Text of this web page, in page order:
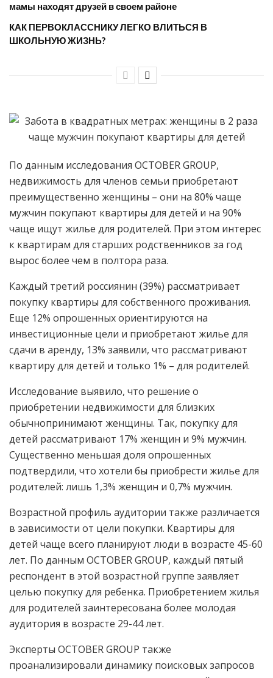
мамы находят друзей в своем районе
КАК ПЕРВОКЛАССНИКУ ЛЕГКО ВЛИТЬСЯ В
ШКОЛЬНУЮ ЖИЗНЬ?
По данным исследования OCTOBER GROUP,
недвижимость для членов семьи приобретают
преимущественно женщины – они на 80% чаще
мужчин покупают квартиры для детей и на 90%
чаще ищут жилье для родителей. При этом интерес
к квартирам для старших родственников за год
вырос более чем в полтора раза.
Каждый третий россиянин (39%) рассматривает
покупку квартиры для собственного проживания.
Еще 12% опрошенных ориентируются на
инвестиционные цели и приобретают жилье для
сдачи в аренду, 13% заявили, что рассматривают
квартиру для детей и только 1% – для родителей.
Исследование выявило, что решение о
приобретении недвижимости для близких
обычнопринимают женщины. Так, покупку для
детей рассматривают 17% женщин и 9% мужчин.
Существенно меньшая доля опрошенных
подтвердили, что хотели бы приобрести жилье для
родителей: лишь 1,3% женщин и 0,7% мужчин.
Возрастной профиль аудитории также различается
в зависимости от цели покупки. Квартиры для
детей чаще всего планируют люди в возрасте 45-60
лет. По данным OCTOBER GROUP, каждый пятый
респондент в этой возрастной группе заявляет
целью покупку для ребенка. Приобретением жилья
для родителей заинтересована более молодая
аудитория в возрасте 29-44 лет.
Эксперты OCTOBER GROUP также
проанализировали динамику поисковых запросов